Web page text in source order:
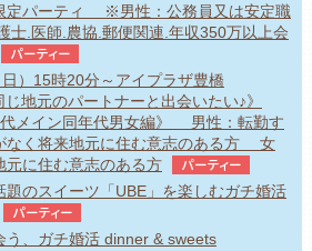
定パーティ ※男性：公務員又は安定職
士.医師.農協.郵便関連.年収350万以上会
パーティー
）15時20分～アイプラザ豊橋
地元のパートナーと出会いたい♪》
代メイン同年代男女編》 男性：転勤す
なく将来地元に住む意志のある方 女
元に住む意志のある方
パーティー
題のスイーツ「UBE」を楽しむガチ婚活
パーティー
う、ガチ婚活 dinner & sweets